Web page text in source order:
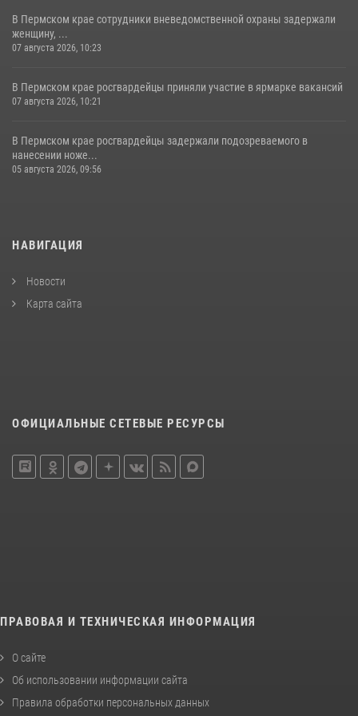
В Пермском крае сотрудники вневедомственной охраны задержали
женщину, ...
07 августа 2026, 10:23
В Пермском крае росгвардейцы приняли участие в ярмарке вакансий
07 августа 2026, 10:21
В Пермском крае росгвардейцы задержали подозреваемого в
нанесении ноже...
05 августа 2026, 09:56
НАВИГАЦИЯ
Новости
Карта сайта
ОФИЦИАЛЬНЫЕ СЕТЕВЫЕ РЕСУРСЫ
ПРАВОВАЯ И ТЕХНИЧЕСКАЯ ИНФОРМАЦИЯ
О сайте
Об использовании информации сайта
Правила обработки персональных данных